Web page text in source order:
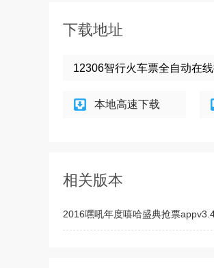
下载地址
12306智行火车票全自动在
本地高速下载
相关版本
2016嘿吼年度嘻哈盛典抢票